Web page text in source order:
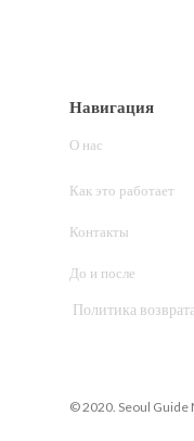
Навигация
О нас
Как это работает
Контакты
До и после
Политика возврата
© 2020. Seoul Guide